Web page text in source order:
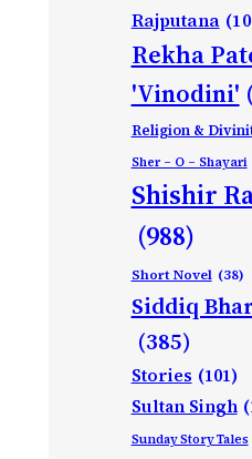
Rajputana
Rekha
'Vinodini'
Religion &
Sher – O – Shayari
Shishir
(988)
Short Novel (38)
Siddiq
(385)
Stories (101)
Sultan Singh
Sunday Story Tales